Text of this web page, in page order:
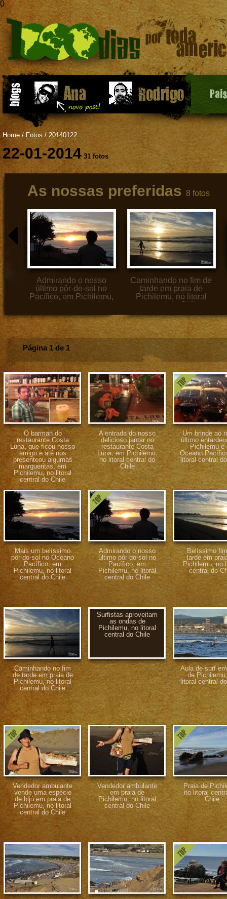
0
Home / Fotos / 20140122
22-01-201431 fotos
As nossas preferidas 8 fotos
Admirando o nosso
último pôr-do-sol no
Pacífico, em Pichilemu,
no litoral central do
Caminhando no fim de
tarde em praia de
Pichilemu, no litoral
central do Chile
Página 1 de 1
O barman do
restaurante Costa
Luna, que ficou nosso
amigo e até nos
presenteou algumas
margueritas, em
Pichilemu, no litoral
central do Chile
A entrada do nosso
delicioso jantar no
restaurante Costa
Luna, em Pichilemu,
no litoral central do
Chile
Um brinde ao
último
Pichilemu e
Oceano
litoral central
Mais um belíssimo
pôr-do-sol no Oceano
Pacífico, em
Pichilemu, no litoral
central do Chile
Admirando o nosso
último pôr-do-sol no
Pacífico, em
Pichilemu, no litoral
central do Chile
Belíssimo
tarde em
Pichilemu, no
central do
Caminhando no fim
de tarde em praia de
Pichilemu, no litoral
central do Chile
Surfistas aproveitam
as ondas de
Pichilemu, no litoral
central do Chile
Aula de surf
de
litoral central
Vendedor ambulante
vende uma espécie
de bijú em praia de
Pichilemu, no litoral
central do Chile
Vendedor ambulante
em praia de
Pichilemu, no litoral
central do Chile
Praia de
no litoral
Chile